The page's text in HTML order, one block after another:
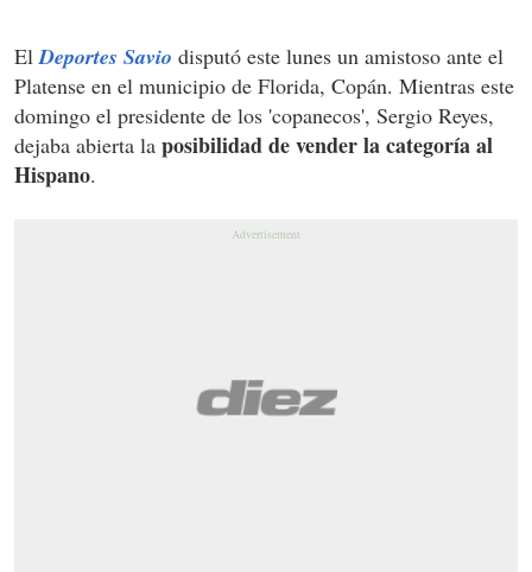
ElDeportes Savio disputó este lunes un amistoso ante el
Platense en el municipio de Florida, Copán. Mientras este
domingo el presidente de los 'copanecos', Sergio Reyes,
dejaba abierta la posibilidad de vender la categoría al
Hispano.